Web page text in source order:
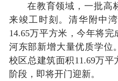
在教育领域，一批高
来竣工时刻。清华附中
14.65万平方米，今年将
河东部新增大量优质学位
校区总建筑面积11.69万
阶段，即将开门迎新。